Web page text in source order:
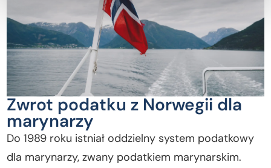
Zwrot podatku z Norwegii dla
marynarzy
Do 1989 roku istniał oddzielny system podatkowy
dla marynarzy, zwany podatkiem marynarskim.